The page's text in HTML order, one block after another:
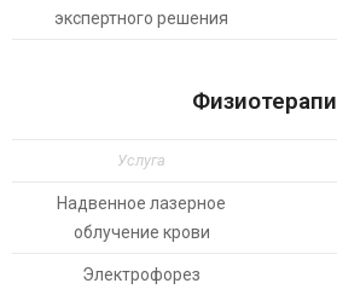
экспертного решения
Услуга
Надвенное лазерное
облучение крови
Электрофорез